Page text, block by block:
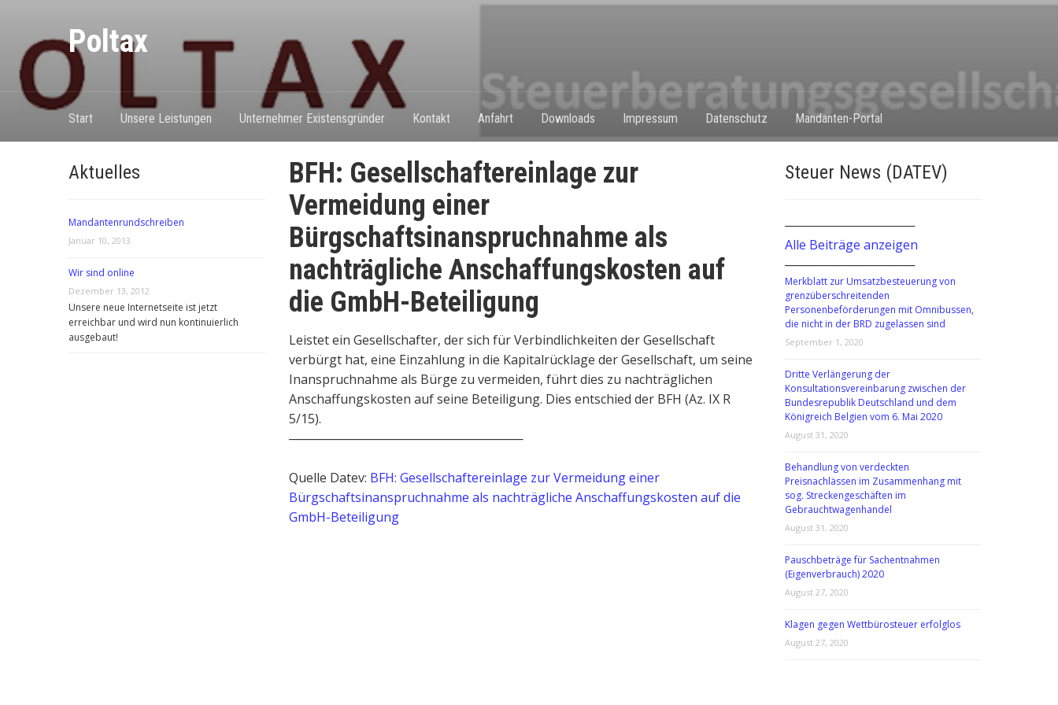
Poltax
Start Unsere Leistungen Unternehmer Existensgründer Kontakt Anfahrt Downloads Impressum Datenschutz Mandanten-Portal
Aktuelles
Mandantenrundschreiben
Januar 10, 2013
Wir sind online
Dezember 13, 2012
Unsere neue Internetseite ist jetzt
erreichbar und wird nun kontinuierlich
ausgebaut!
BFH: Gesellschaftereinlage zur
Vermeidung einer
Bürgschaftsinanspruchnahme als
nachträgliche Anschaffungskosten auf
die GmbH-Beteiligung
Leistet ein Gesellschafter, der sich für Verbindlichkeiten der Gesellschaft
verbürgt hat, eine Einzahlung in die Kapitalrücklage der Gesellschaft, um seine
Inanspruchnahme als Bürge zu vermeiden, führt dies zu nachträglichen
Anschaffungskosten auf seine Beteiligung. Dies entschied der BFH (Az. IX R
5/15).
───────────────────────────
Quelle Datev: BFH: Gesellschaftereinlage zur Vermeidung einer
Bürgschaftsinanspruchnahme als nachträgliche Anschaffungskosten auf die
GmbH-Beteiligung
Steuer News (DATEV)
───────────────
Alle Beiträge anzeigen
───────────────
Merkblatt zur Umsatzbesteuerung von
grenzüberschreitenden
Personenbeförderungen mit Omnibussen,
die nicht in der BRD zugelassen sind
September 1, 2020
Dritte Verlängerung der
Konsultationsvereinbarung zwischen der
Bundesrepublik Deutschland und dem
Königreich Belgien vom 6. Mai 2020
August 31, 2020
Behandlung von verdeckten
Preisnachlässen im Zusammenhang mit
sog. Streckengeschäften im
Gebrauchtwagenhandel
August 31, 2020
Pauschbeträge für Sachentnahmen
(Eigenverbrauch) 2020
August 27, 2020
Klagen gegen Wettbürosteuer erfolglos
August 27, 2020